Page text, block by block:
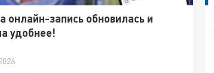
онлайн-запись обновилась и
удобнее!